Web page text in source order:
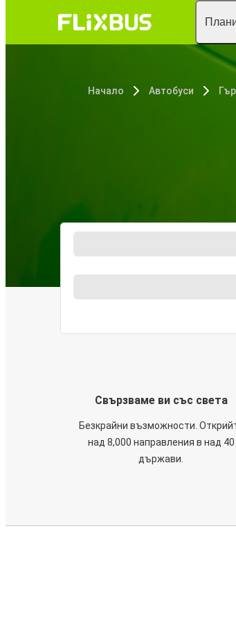
Начало Автобуси
Свързваме ви със света
Безкрайни възможности.
над 8,000 направления в над 40
държави.